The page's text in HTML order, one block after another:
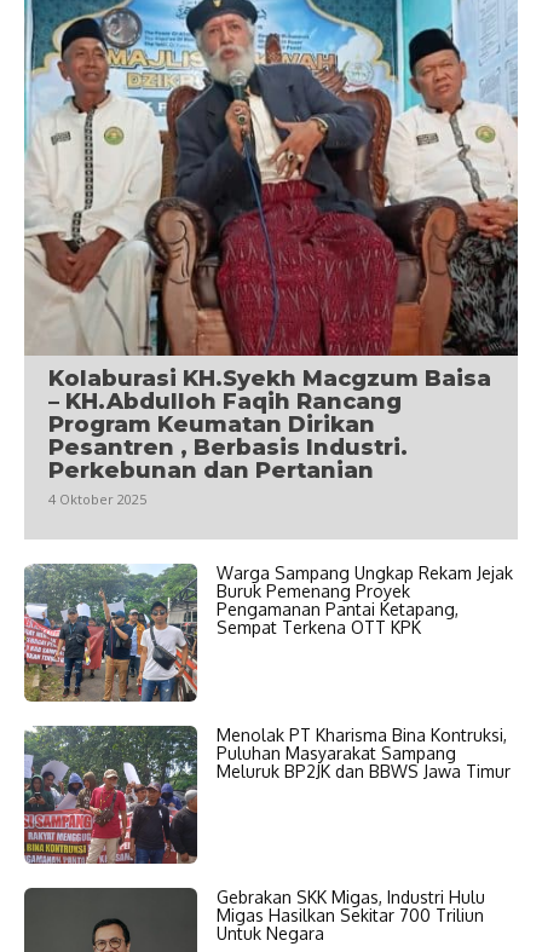
Kolaburasi KH.Syekh Macgzum Baisa
– KH.Abdulloh Faqih Rancang
Program Keumatan Dirikan
Pesantren , Berbasis Industri.
Perkebunan dan Pertanian
4 Oktober 2025
Warga Sampang Ungkap Rekam Jejak
Buruk Pemenang Proyek
Pengamanan Pantai Ketapang,
Sempat Terkena OTT KPK
Menolak PT Kharisma Bina Kontruksi,
Puluhan Masyarakat Sampang
Meluruk BP2JK dan BBWS Jawa Timur
Gebrakan SKK Migas, Industri Hulu
Migas Hasilkan Sekitar 700 Triliun
Untuk Negara